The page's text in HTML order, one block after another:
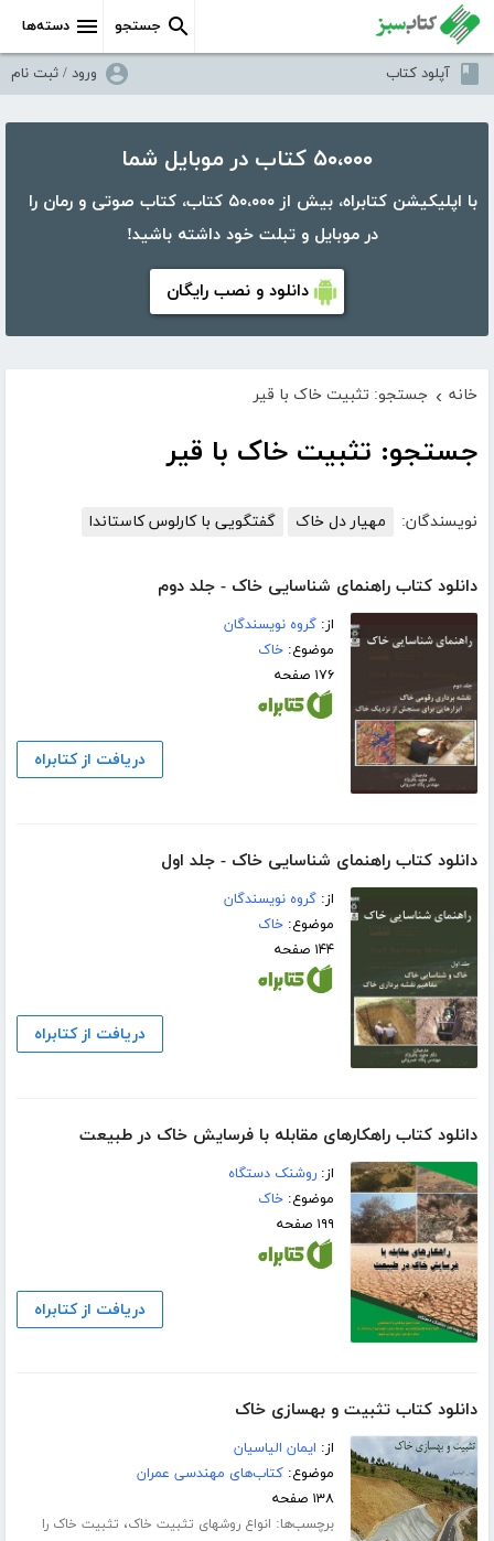
دسته‌ها جستجو
آپلود کتاب ورود / ثبت نام
۵۰،۰۰۰ کتاب در موبایل شما
با اپلیکیشن کتابراه، بیش از ۵۰،۰۰۰ کتاب، کتاب صوتی و رمان را
در موبایل و تبلت خود داشته باشید!
دانلود و نصب رایگان
خانه › جستجو: تثبیت خاک با قیر
جستجو: تثبیت خاک با قیر
نویسندگان: مهیار دل خاک گفتگویی با کارلوس کاستاندا
دانلود کتاب راهنمای شناسایی خاک - جلد دوم
از:گروه نویسندگان
موضوع:خاک
۱۷۶ صفحه
دریافت از کتابراه
دانلود کتاب راهنمای شناسایی خاک - جلد اول
از:گروه نویسندگان
موضوع:خاک
۱۴۴ صفحه
دریافت از کتابراه
دانلود کتاب راهکارهای مقابله با فرسایش خاک در طبیعت
از:روشنک دستگاه
موضوع:خاک
۱۹۹ صفحه
دریافت از کتابراه
دانلود کتاب تثبیت و بهسازی خاک
از: ایمان الیاسیان
موضوع:کتاب‌های مهندسی عمران
۱۳۸ صفحه
برچسب‌ها: انواع روشهای تثبیت خاک، تثبیت خاک را